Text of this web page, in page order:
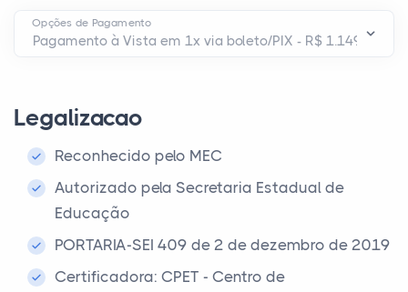
Opções de Pagamento
Legalizacao
Reconhecido pelo MEC
Autorizado pela Secretaria Estadual de
Educação
PORTARIA-SEI 409 de 2 de dezembro de 2019
Certificadora: CPET - Centro de